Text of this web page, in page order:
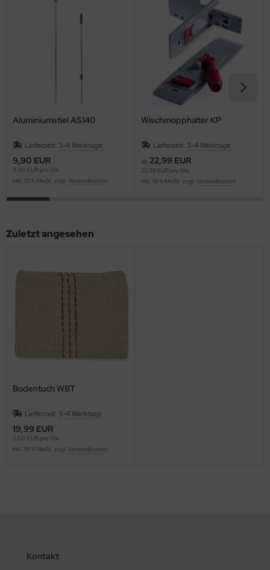
Aluminiumstiel AS140
Lieferzeit: 3-4 Werktage
9,90 EUR
9,90 EUR pro Stk.
inkl. 19 % MwSt. zzgl. Versandkosten
Wischmopphalter KP
Lieferzeit: 3-4 Werktage
ab 22,99 EUR
22,99 EUR pro Stk.
inkl. 19 % MwSt. zzgl. Versandkosten
Zuletzt angesehen
Bodentuch WBT
Lieferzeit: 3-4 Werktage
19,99 EUR
2,00 EUR pro Stk.
inkl. 19 % MwSt. zzgl. Versandkosten
Kontakt